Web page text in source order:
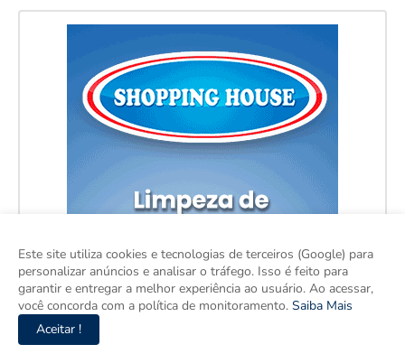
Este site utiliza cookies e tecnologias de terceiros (Google) para
personalizar anúncios e analisar o tráfego. Isso é feito para
garantir e entregar a melhor experiência ao usuário. Ao acessar,
você concorda com a política de monitoramento. Saiba Mais
Aceitar !